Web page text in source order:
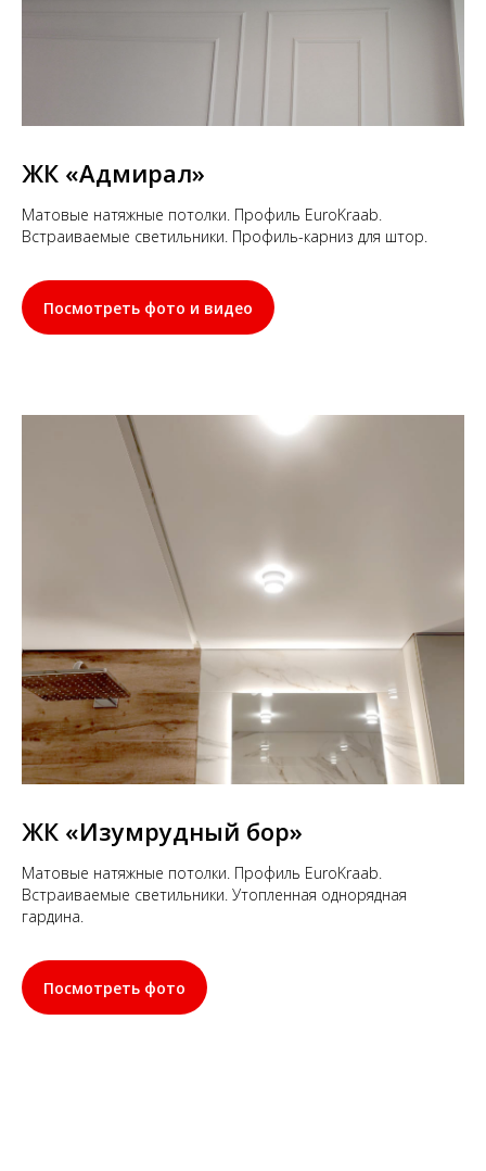
ЖК «Адмирал»
Матовые натяжные потолки. Профиль EuroKraab.
Встраиваемые светильники. Профиль-карниз для штор.
Посмотреть фото и видео
ЖК «Изумрудный бор»
Матовые натяжные потолки. Профиль EuroKraab.
Встраиваемые светильники. Утопленная однорядная
гардина.
Посмотреть фото